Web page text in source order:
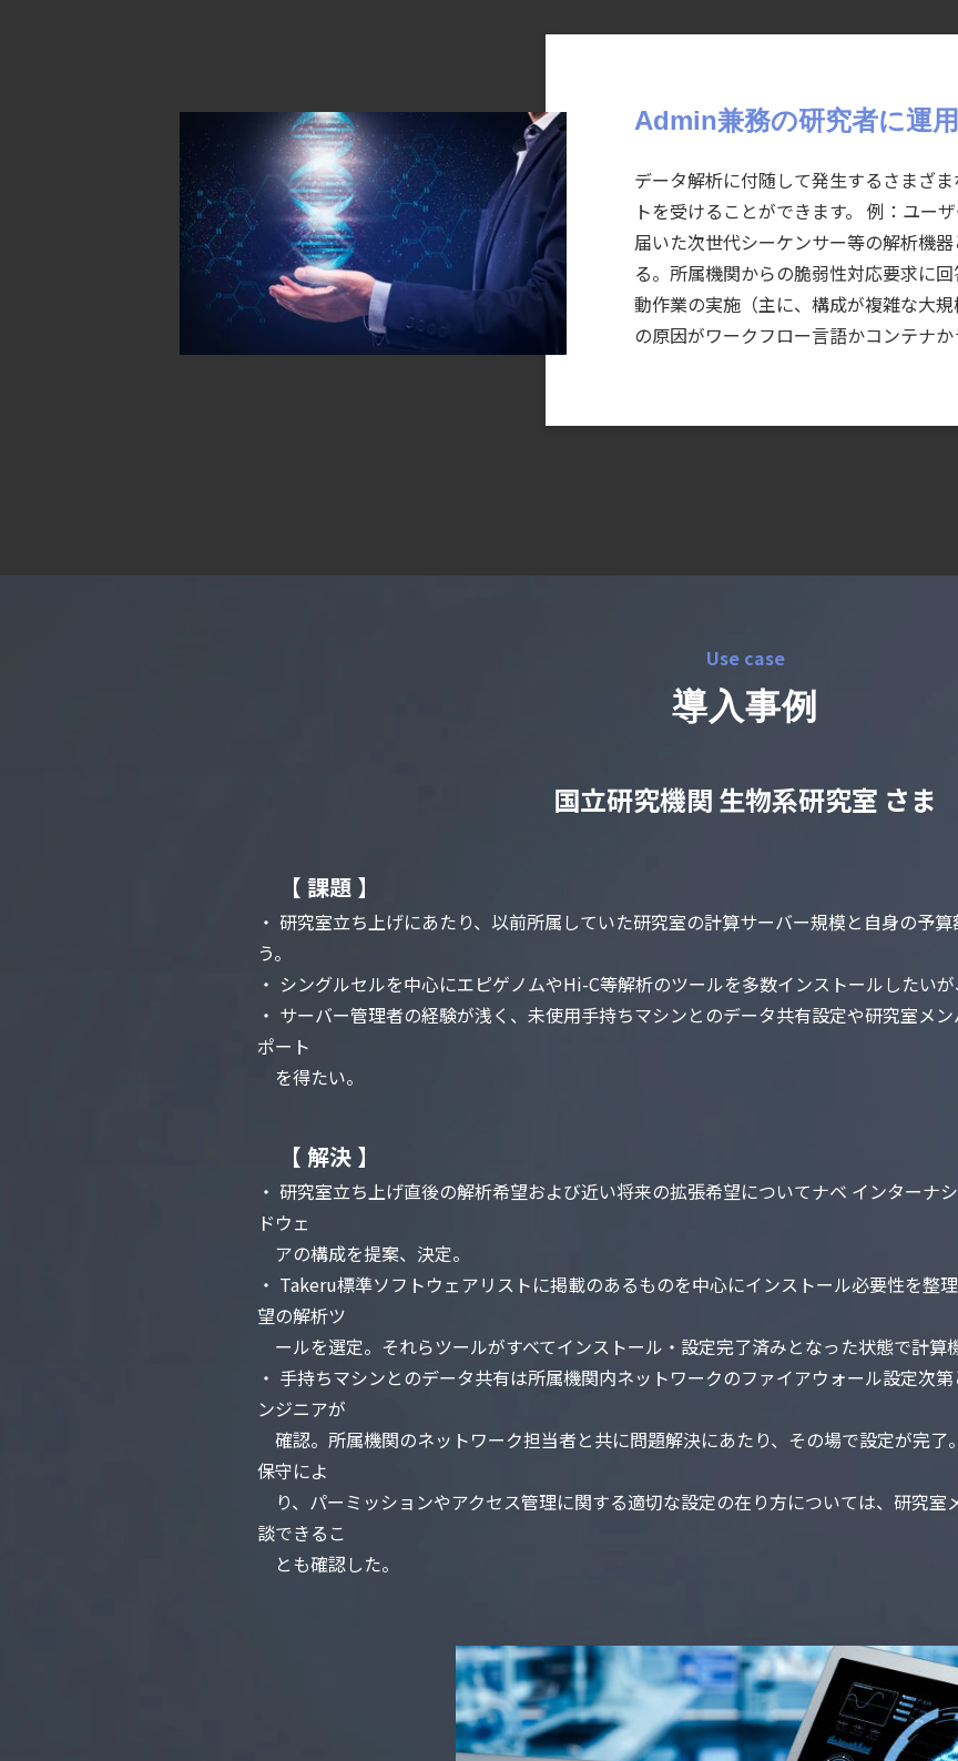
Admin兼務の研究者に運
データ解析に付随して発⽣するさまざ
トを受けることができます。 例：ユー
届いた次世代シーケンサー等の解析機
る。所属機関からの脆弱性対応要求に
動作業の実施（主に、構成が複雑な大
の原因がワークフロー⾔語かコンテナ
Use case
導入事例
国⽴研究機関 ⽣物系研究室 さま
【 課題 】
・ 研究室⽴ち上げにあたり、以前所属していた研究室の計算サーバー規模と⾃⾝の予
う。
・ シングルセルを中⼼にエピゲノムやHi-C等解析のツールを多数インストールしたい
・ サーバー管理者の経験が浅く、未使⽤⼿持ちマシンとのデータ共有設定や研究室メ
ポート
を得たい。
【 解決 】
・ 研究室⽴ち上げ直後の解析希望および近い将来の拡張希望についてナベ インターナ
ドウェ
アの構成を提案、決定。
・ Takeru標準ソフトウェアリストに掲載のあるものを中心にインストール必要性を整
望の解析ツ
ールを選定。それらツールがすべてインストール・設定完了済みとなった状態で計算
・ ⼿持ちマシンとのデータ共有は所属機関内ネットワークのファイアウォール設定次
ンジニアが
確認。所属機関のネットワーク担当者と共に問題解決にあたり、その場で設定が完
保守によ
り、パーミッションやアクセス管理に関する適切な設定の在り方については、研究
談できるこ
とも確認した。